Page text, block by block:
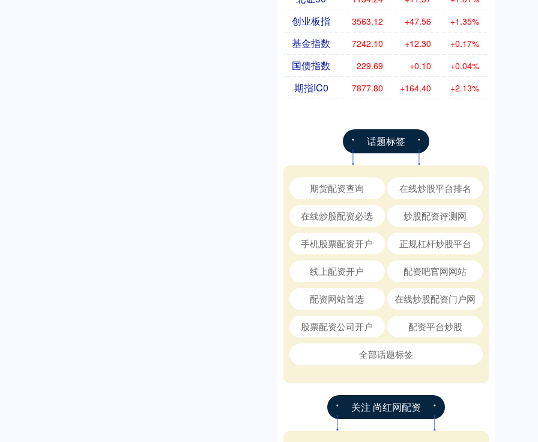
创业板指 3563.12 +47.56 +1.35%
基金指数 7242.10 +12.30 +0.17%
国债指数 229.69 +0.10 +0.04%
期指IC0 7877.80 +164.40 +2.13%
话题标签
期货配资查询 在线炒股平台排名
在线炒股配资必选 炒股配资评测网
手机股票配资开户 正规杠杆炒股平台
线上配资开户 配资吧官网网站
配资网站首选 在线炒股配资门户网
股票配资公司开户 配资平台炒股
全部话题标签
关注 尚红网配资